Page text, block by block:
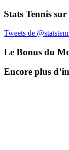
Stats Tennis
Tweets de
Le Bonus du
Encore plus